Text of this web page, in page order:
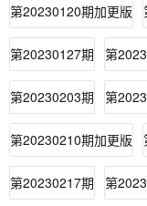
第20230120期加更版
第20230127期 第
第20230203期 第
第20230210期加更版
第20230217期 第